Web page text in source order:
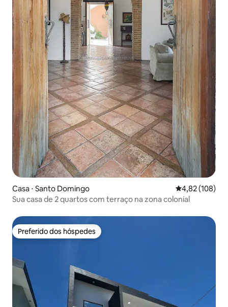
Casa ⋅ Santo Domingo 4,82 de uma
4,82 (108)
Sua casa de 2 quartos com terraço na zona colonial
Preferido dos hóspedes
Preferido dos hóspedes